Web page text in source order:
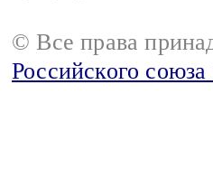
© Все права
Российского союза